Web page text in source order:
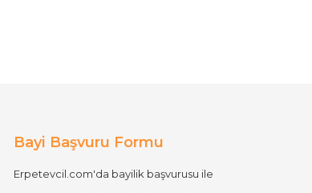
Bayi Başvuru Formu
Erpetevcil.com'da bayilik başvurusu ile